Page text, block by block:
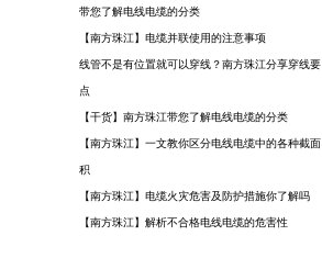
带您了解电线电缆的分类
【南方珠江】电缆并联使用的注意事项
线管不是有位置就可以穿线？南方珠江分享穿线要
点
【干货】南方珠江带您了解电线电缆的分类
【南方珠江】一文教你区分电线电缆中的各种截面
积
【南方珠江】电缆火灾危害及防护措施你了解吗
【南方珠江】解析不合格电线电缆的危害性